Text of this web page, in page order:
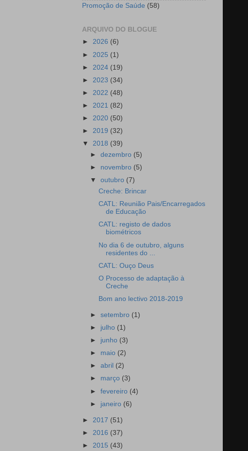
Promoção de Saúde (58)
ARQUIVO DO BLOGUE
► 2026 (6)
► 2025 (1)
► 2024 (19)
► 2023 (34)
► 2022 (48)
► 2021 (82)
► 2020 (50)
► 2019 (32)
▼ 2018 (39)
►dezembro (5)
► novembro (5)
▼outubro (7)
Creche: Brincar
CATL: Reunião Pais/Encarregados
de Educação
CATL: registo de dados
biométricos
No dia 6 de outubro, alguns
residentes do ...
CATL: Ouço Deus
O Processo de adaptação à
Creche
Bom ano lectivo 2018-2019
►setembro (1)
► julho (1)
► junho (3)
► maio (2)
►abril (2)
► março (3)
►fevereiro (4)
► janeiro (6)
► 2017 (51)
► 2016 (37)
► 2015 (43)